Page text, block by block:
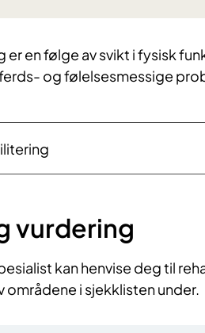
en følge av svikt i fysisk
og følelsesmessige
vurdering
kan henvise deg til
områdene i sjekklisten under.